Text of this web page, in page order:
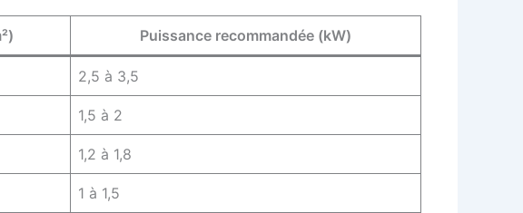
Puissance recommandée (kW)
2,5 à 3,5
1,5 à 2
1,2 à 1,8
1 à 1,5